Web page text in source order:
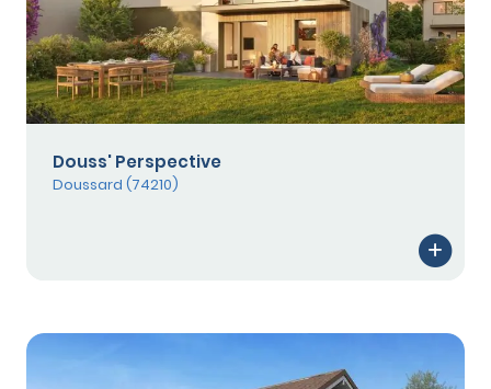
Douss' Perspective
Doussard (74210)